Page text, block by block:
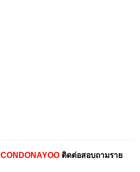
CONDONAYOO ติดต่อสอบถามราย